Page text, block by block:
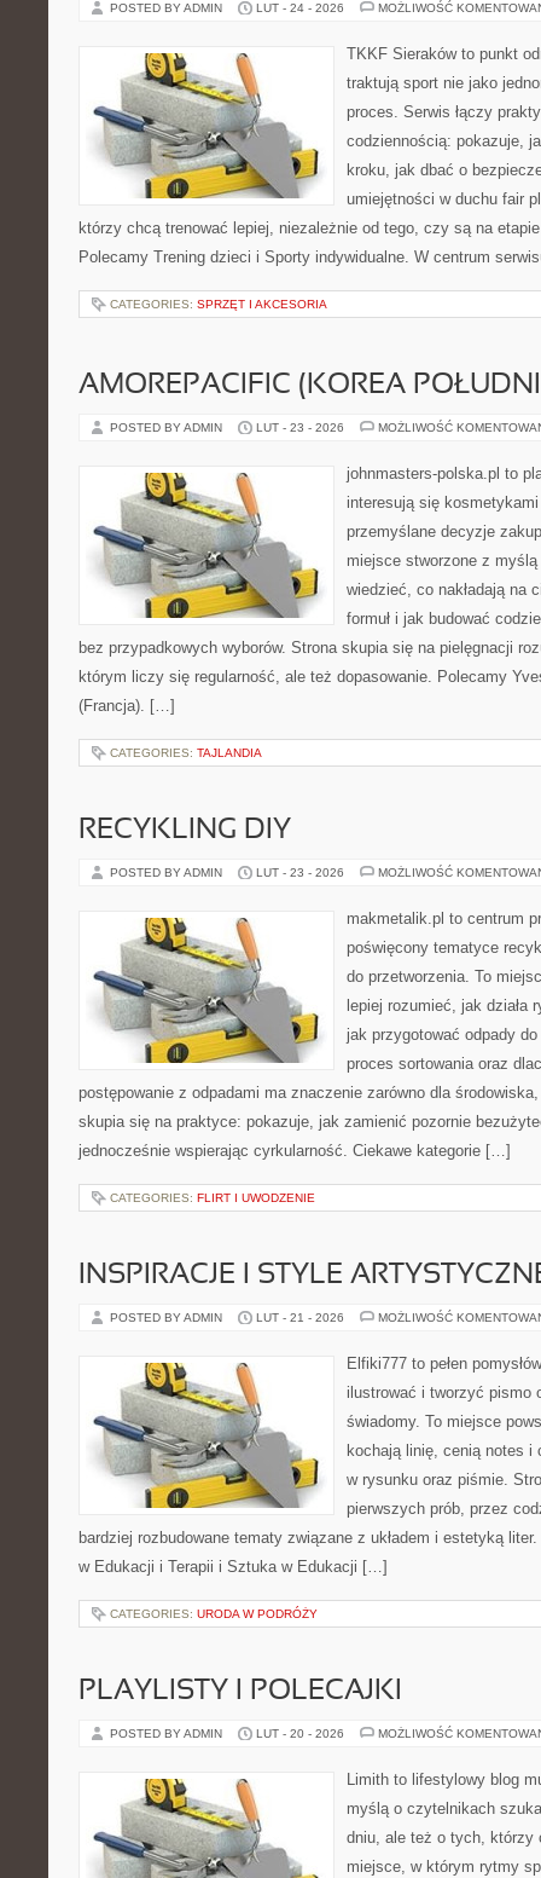
POSTED BY ADMIN LUT - 24 - 2026 MOŻLIWOŚĆ
TKKF Sieraków to punkt
traktują sport nie jako
proces. Serwis łączy
codziennością: pokazuje,
kroku, jak dbać o
umiejętności w duchu fair
którzy chcą trenować lepiej, niezależnie od tego, czy są na
Polecamy Trening dzieci i Sporty indywidualne. W centrum
CATEGORIES: SPRZĘT I AKCESORIA
AMOREPACIFIC (KOREA
POSTED BY ADMIN LUT - 23 - 2026 MOŻLIWOŚĆ
johnmasters-polska.pl to
interesują się
przemyślane decyzje
miejsce stworzone z
wiedzieć, co nakładają na
formuł i jak budować
bez przypadkowych wyborów. Strona skupia się na pielęgnacji
którym liczy się regularność, ale też dopasowanie. Polecamy
(Francja). […]
CATEGORIES: TAJLANDIA
RECYKLING DIY
POSTED BY ADMIN LUT - 23 - 2026 MOŻLIWOŚĆ
makmetalik.pl to centrum
poświęcony tematyce
do przetworzenia. To
lepiej rozumieć, jak działa
jak przygotować odpady
proces sortowania oraz
postępowanie z odpadami ma znaczenie zarówno dla
skupia się na praktyce: pokazuje, jak zamienić pozornie
jednocześnie wspierając cyrkularność. Ciekawe kategorie […]
CATEGORIES: FLIRT I UWODZENIE
INSPIRACJE I STYLE
POSTED BY ADMIN LUT - 21 - 2026 MOŻLIWOŚĆ
Elfiki777 to pełen
ilustrować i tworzyć pismo
świadomy. To miejsce
kochają linię, cenią notes i
w rysunku oraz piśmie.
pierwszych prób, przez
bardziej rozbudowane tematy związane z układem i estetyką
w Edukacji i Terapii i Sztuka w Edukacji […]
CATEGORIES: URODA W PODRÓŻY
PLAYLISTY I POLECAJKI
POSTED BY ADMIN LUT - 20 - 2026 MOŻLIWOŚĆ
Limith to lifestylowy blog
myślą o czytelnikach
dniu, ale też o tych, którzy
miejsce, w którym rytmy